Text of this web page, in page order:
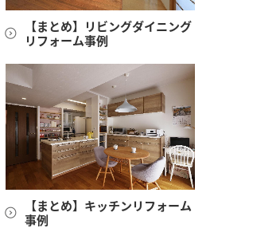
【まとめ】リビングダイニング
リフォーム事例
【まとめ】キッチンリフォーム
事例